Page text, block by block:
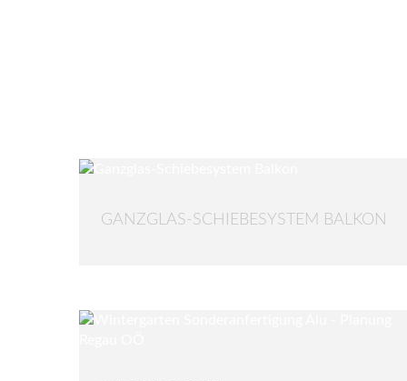
GANZGLAS-SCHIEBESYSTEM BALKON